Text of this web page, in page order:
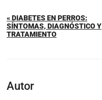
« DIABETES EN PERROS:
SÍNTOMAS, DIAGNÓSTICO Y
TRATAMIENTO
Autor